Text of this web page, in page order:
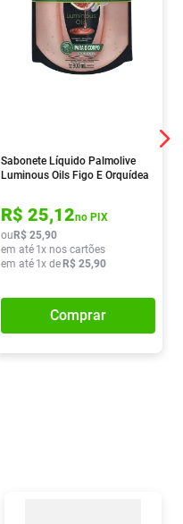
Sabonete Líquido Palmolive
Luminous Oils Figo E Orquídea
R$ 25,12no PIX
ou R$ 25,90
em até 1x nos cartões
em até 1x de R$ 25,90
Comprar